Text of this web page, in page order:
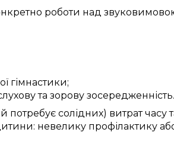
роботи над
гімнастики;
та зорову зосередженність.
потребує солідних) витрат часу
невелику профілактику